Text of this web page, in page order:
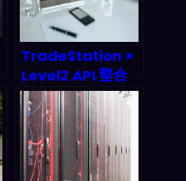
TradeStation ×
Level2 API 整合
實測：可視化自動
交易如何重塑
2026 年投資者生
態